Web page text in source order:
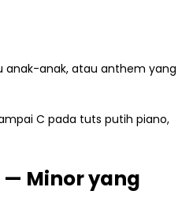
anak-anak, atau anthem yang
C pada tuts putih piano,
— Minor yang